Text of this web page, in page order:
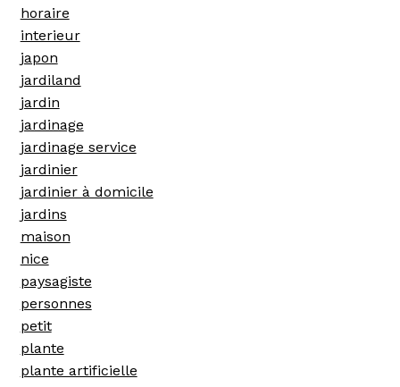
horaire
interieur
japon
jardiland
jardin
jardinage
jardinage service
jardinier
jardinier à domicile
jardins
maison
nice
paysagiste
personnes
petit
plante
plante artificielle